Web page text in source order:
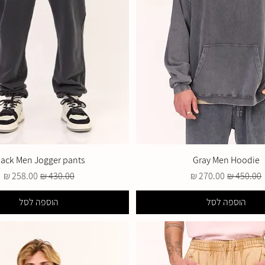
Gray Men Hoodie
מחיר רגיל‏450.00 ‏₪ מחיר מבצע
הוספה לסל
Men Jogger pants
מחיר רגיל‏430.00 ‏₪ מחיר מבצע
הוספה לסל